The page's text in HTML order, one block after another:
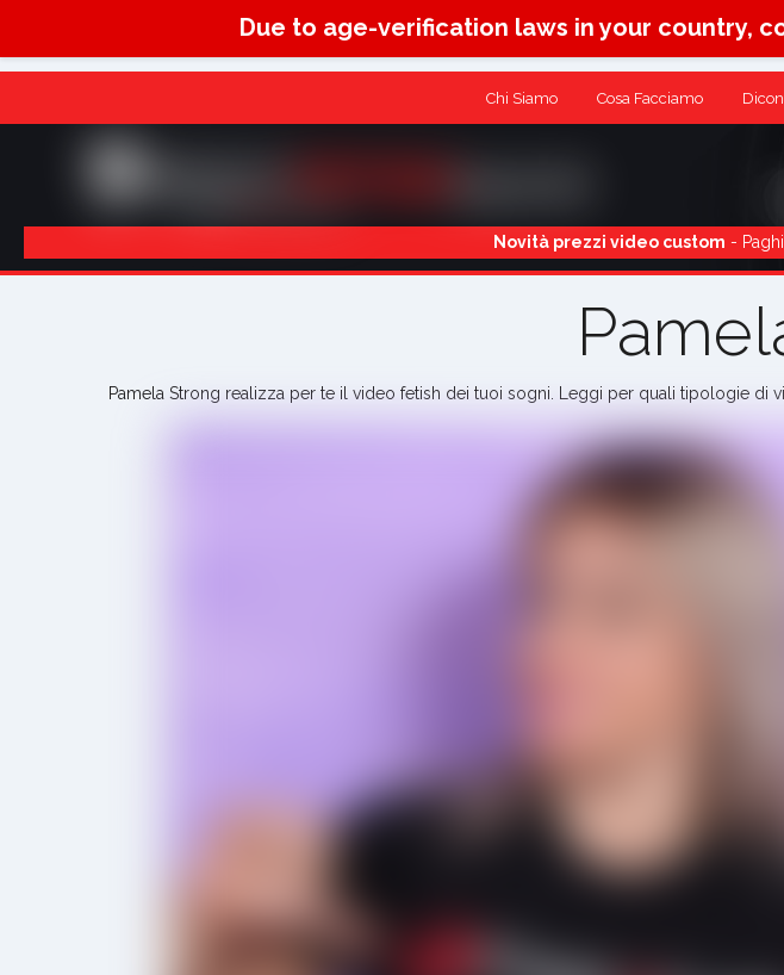
Due to age-verification laws in your country,
Chi Siamo Cosa Facciamo
Novità prezzi video custom -
Pamela Strong realizza per te il video fetish dei tuoi sogni. Leggi per quali tipologie